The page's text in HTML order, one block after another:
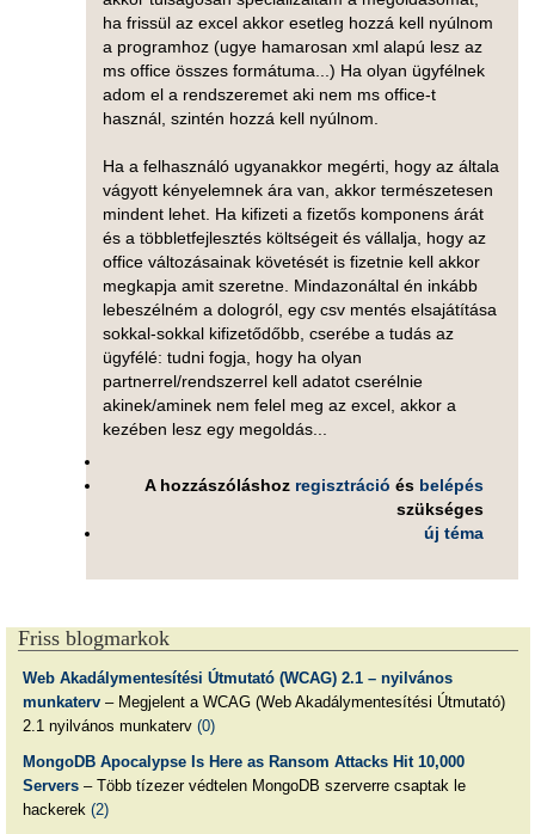
ha frissül az excel akkor esetleg hozzá kell nyúlnom
a programhoz (ugye hamarosan xml alapú lesz az
ms office összes formátuma...) Ha olyan ügyfélnek
adom el a rendszeremet aki nem ms office-t
használ, szintén hozzá kell nyúlnom.
Ha a felhasználó ugyanakkor megérti, hogy az általa
vágyott kényelemnek ára van, akkor természetesen
mindent lehet. Ha kifizeti a fizetős komponens árát
és a többletfejlesztés költségeit és vállalja, hogy az
office változásainak követését is fizetnie kell akkor
megkapja amit szeretne. Mindazonáltal én inkább
lebeszélném a dologról, egy csv mentés elsajátítása
sokkal-sokkal kifizetődőbb, cserébe a tudás az
ügyfélé: tudni fogja, hogy ha olyan
partnerrel/rendszerrel kell adatot cserélnie
akinek/aminek nem felel meg az excel, akkor a
kezében lesz egy megoldás...
A hozzászóláshoz regisztráció és belépés
szükséges
új téma
Friss blogmarkok
Web Akadálymentesítési Útmutató (WCAG) 2.1 – nyilvános
munkaterv– Megjelent a WCAG (Web Akadálymentesítési Útmutató)
2.1 nyilvános munkaterv (0)
MongoDB Apocalypse Is Here as Ransom Attacks Hit 10,000
Servers– Több tízezer védtelen MongoDB szerverre csaptak le
hackerek (2)